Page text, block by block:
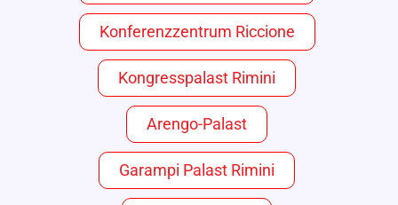
Konferenzzentrum Riccione
Kongresspalast Rimini
Arengo-Palast
Garampi Palast Rimini